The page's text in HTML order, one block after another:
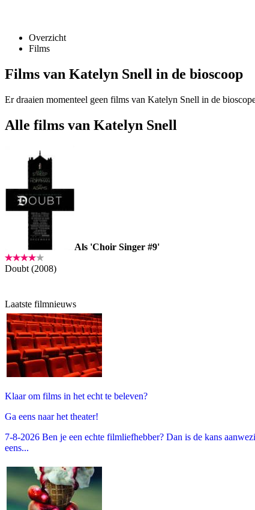
Overzicht
Films
Films van Katelyn Snell in de bioscoop
Er draaien momenteel geen films van Katelyn Snell in de
Alle films van Katelyn Snell
Als 'Choir Singer #9'
Doubt (2008)
Laatste filmnieuws
Klaar om films in het echt te beleven?
Ga eens naar het theater!
7-8-2026 Ben je een echte filmliefhebber? Dan is de kans
eens...